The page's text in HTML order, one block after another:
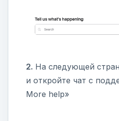
2. На следующей
и откройте чат с
More help»